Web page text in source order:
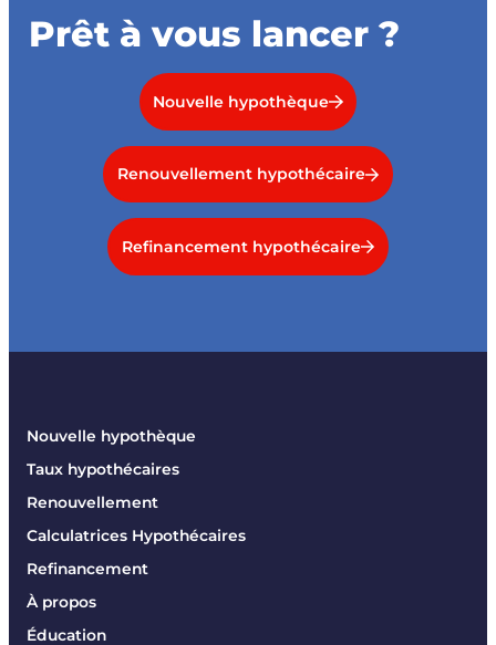
Prêt à vous lancer ?
Nouvelle hypothèque
Renouvellement hypothécaire
Refinancement hypothécaire
Nouvelle hypothèque
Taux hypothécaires
Renouvellement
Calculatrices Hypothécaires
Refinancement
À propos
Éducation